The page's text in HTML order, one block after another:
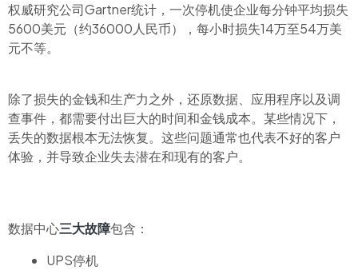
权威研究公司Gartner统计，一次停机使企业每分钟平均损失
5600美元（约36000人民币），每小时损失14万至54万美
元不等。
除了损失的金钱和生产力之外，还原数据、应用程序以及调
查事件，都需要付出巨大的时间和金钱成本。某些情况下，
丢失的数据根本无法恢复。这些问题通常也代表不好的客户
体验，并导致企业失去潜在和现有的客户。
数据中心三大故障包含：
UPS停机